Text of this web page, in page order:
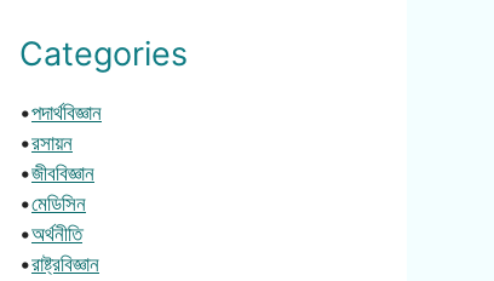
Categories
•পদার্থবিজ্ঞান
•রসায়ন
•জীববিজ্ঞান
•মেডিসিন
•অর্থনীতি
•রাষ্ট্রবিজ্ঞান